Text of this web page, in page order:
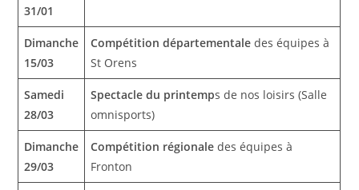
31/01
Dimanche
15/03
Compétition départementale des équipes à
St Orens
Samedi
28/03
Spectacle du printemps de nos loisirs (Salle
omnisports)
Dimanche
29/03
Compétition régionale des équipes à
Fronton